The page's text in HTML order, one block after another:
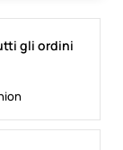
gli ordini